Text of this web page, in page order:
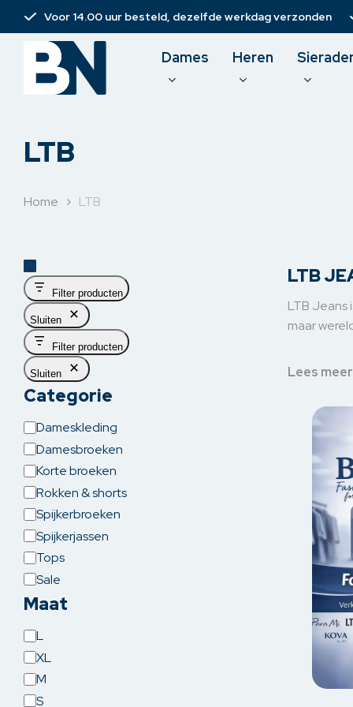
Voor 14.00 uur besteld, dezelfde werkdag verzonden
Dames
Jurken
Korte
Skorts
Heren
LTB
Home LTB
Filter producten
Sluiten
Filter producten
Sluiten
Categorie
Categorie
Dameskleding
Damesbroeken
Korte broeken
Rokken & shorts
Spijkerbroeken
Spijkerjassen
Tops
Sale
Maat
Maat
L
XL
M
S
LTB
LTB Jeans
maar
Lees meer
Dit
product
heeft